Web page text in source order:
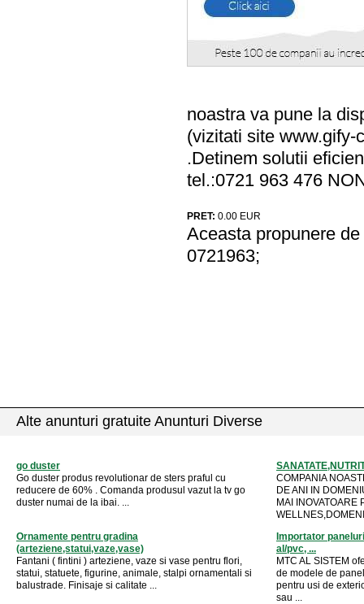
noastra va pune la
(vizitati site www.gify-
.Detinem solutii
tel.:0721 963 476
PRET: 0.00 EUR
Aceasta propunere
0721963;
Alte anunturi gratuite Anunturi Diverse
go duster
Go duster produs revolutionar de sters praful cu
reducere de 60% . Comanda produsul vazut la tv go
duster numai de la ibai. ...
COMPANIA
DE ANI IN
MAI INOVATOARE
Ornamente pentru gradina
(arteziene,statui,vaze,vase)
Fantani ( fintini ) arteziene, vaze si vase pentru flori,
statui, statuete, figurine, animale, stalpi ornamentali si
balustrade. Finisaje si calitate ...
Importator
al/pvc, ...
MTC AL SISTEM
de modele de
pentru usi de
sau ...